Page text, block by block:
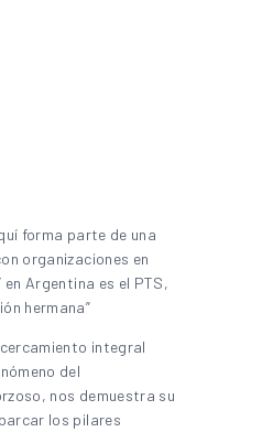
forma parte de una
organizaciones en
Argentina es el PTS,
hermana”
integral
del
nos demuestra su
los pilares